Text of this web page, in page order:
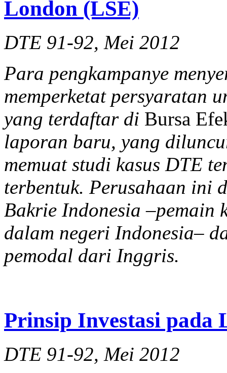
London (LSE)
DTE 91-92, Mei 2012
Para pengkampanye
memperketat persyaratan
yang terdaftar di Bursa
laporan baru, yang
memuat studi kasus DTE
terbentuk. Perusahaan ini
Bakrie Indonesia –pemain
dalam negeri Indonesia–
pemodal dari Inggris.
Prinsip Investasi pada
DTE 91-92, Mei 2012